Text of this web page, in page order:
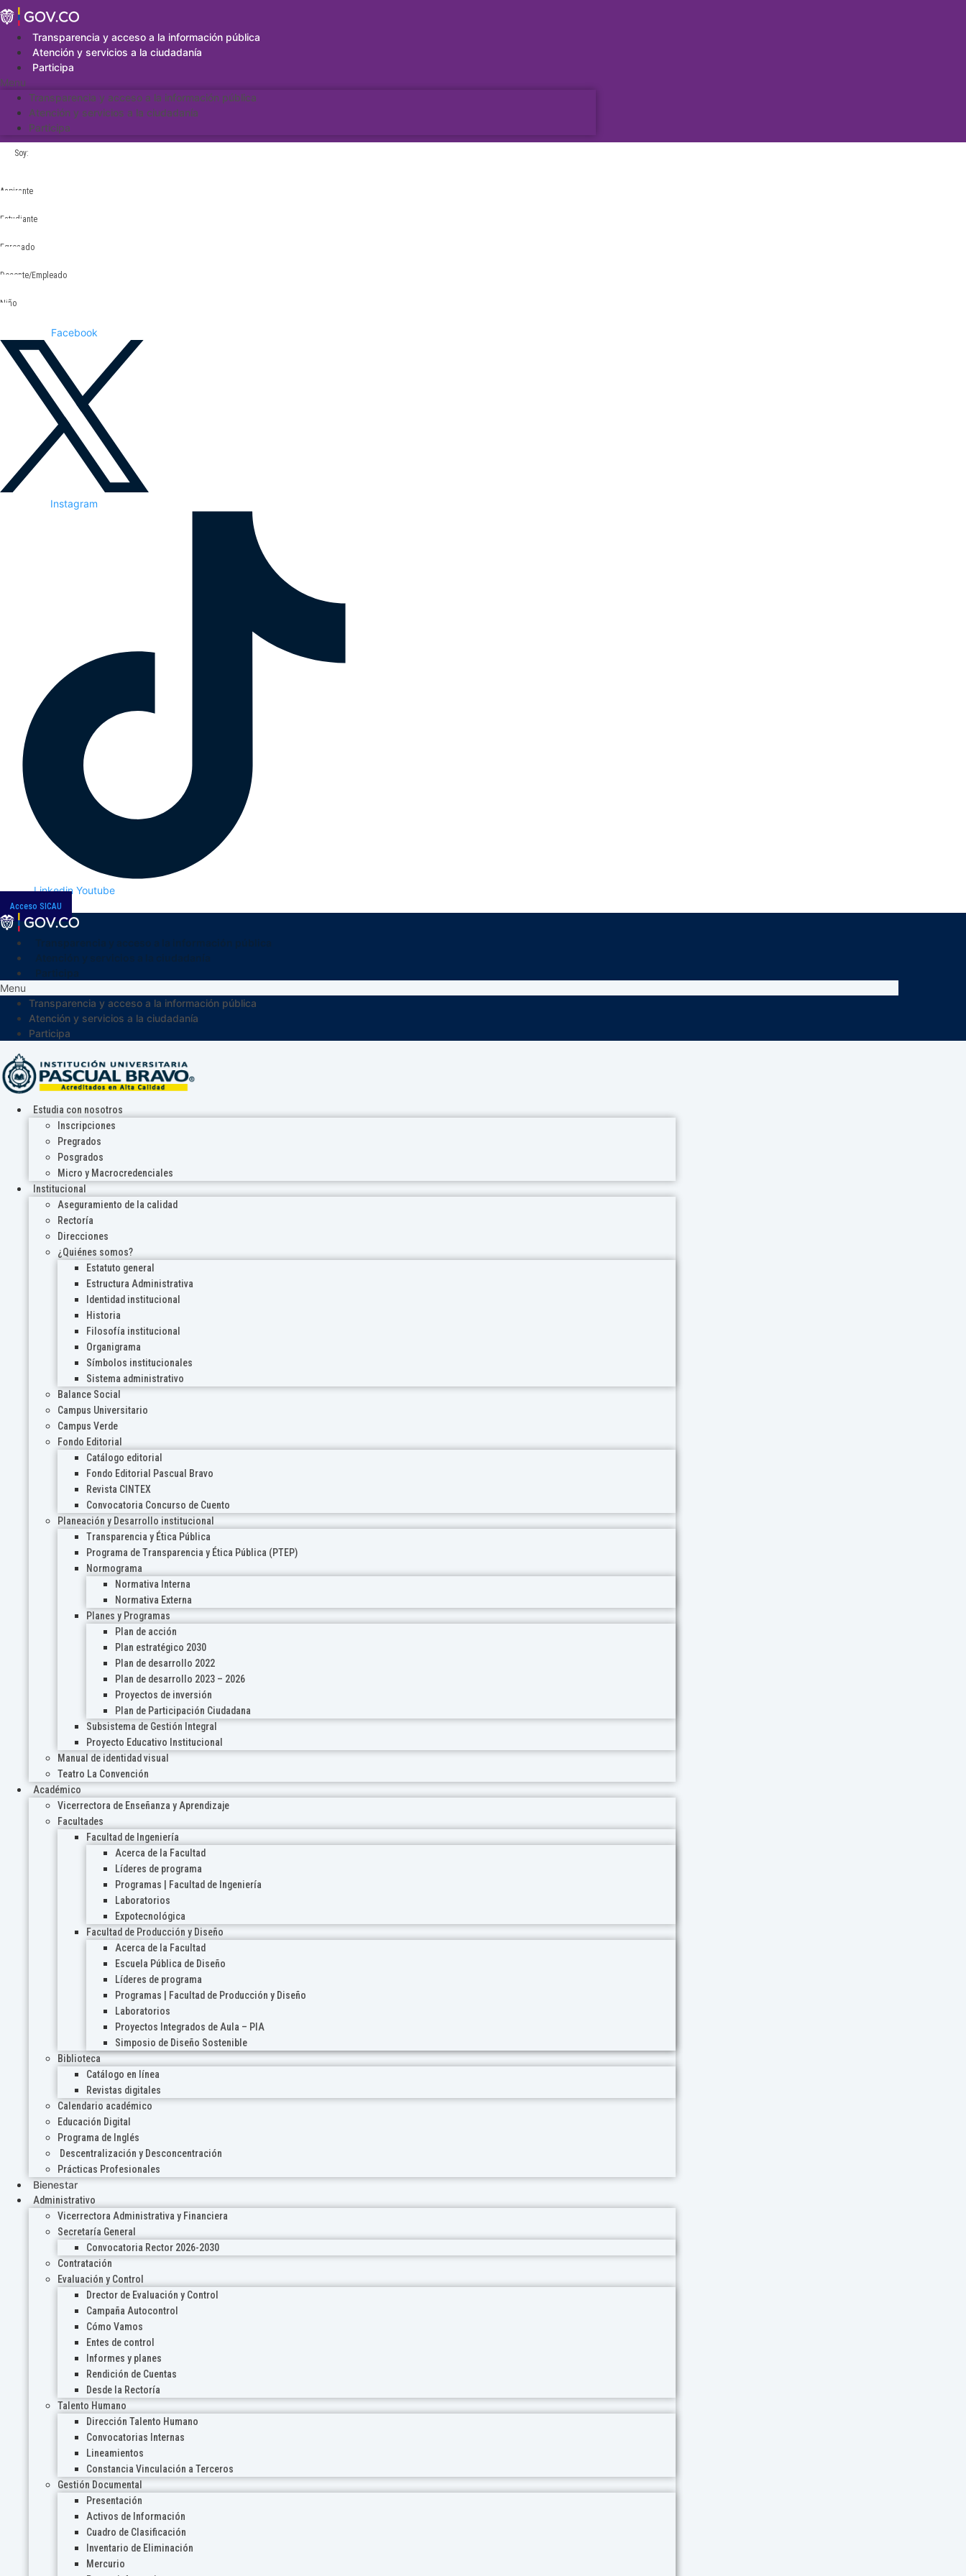
Saltar
al
contenidoTransparencia y acceso a la información pública
Atención y servicios a la ciudadanía
Participa
Menu
Transparencia y acceso a la información pública
Atención y servicios a la ciudadanía
Participa
Soy:
Aspirante
Estudiante
Egresado
Docente/Empleado
Niño
Facebook
Instagram
Linkedin Youtube
Acceso SICAU
Menu
Transparencia y acceso a la información pública
Atención y servicios a la ciudadanía
Participa
Estudia con nosotros
Inscripciones
Pregrados
Posgrados
Micro y Macrocredenciales
Institucional
Aseguramiento de la calidad
Rectoría
Direcciones
¿Quiénes somos?
Estatuto general
Estructura Administrativa
Identidad institucional
Historia
Filosofía institucional
Organigrama
Símbolos institucionales
Sistema administrativo
Balance Social
Campus Universitario
Campus Verde
Fondo Editorial
Catálogo editorial
Fondo Editorial Pascual Bravo
Revista CINTEX
Convocatoria Concurso de Cuento
Planeación y Desarrollo institucional
Transparencia y Ética Pública
Programa de Transparencia y Ética Pública (PTEP)
Normograma
Normativa Interna
Normativa Externa
Planes y Programas
Plan de acción
Plan estratégico 2030
Plan de desarrollo 2022
Plan de desarrollo 2023 – 2026
Proyectos de inversión
Plan de Participación Ciudadana
Subsistema de Gestión Integral
Proyecto Educativo Institucional
Manual de identidad visual
Teatro La Convención
Académico
Vicerrectora de Enseñanza y Aprendizaje
Facultades
Facultad de Ingeniería
Acerca de la Facultad
Líderes de programa
Programas | Facultad de Ingeniería
Laboratorios
Expotecnológica
Facultad de Producción y Diseño
Acerca de la Facultad
Escuela Pública de Diseño
Líderes de programa
Programas | Facultad de Producción y Diseño
Laboratorios
Proyectos Integrados de Aula – PIA
Simposio de Diseño Sostenible
Biblioteca
Catálogo en línea
Revistas digitales
Calendario académico
Educación Digital
Programa de Inglés
Descentralización y Desconcentración
Prácticas Profesionales
Bienestar
Administrativo
Vicerrectora Administrativa y Financiera
Secretaría General
Convocatoria Rector 2026-2030
Contratación
Evaluación y Control
Drector de Evaluación y Control
Campaña Autocontrol
Cómo Vamos
Entes de control
Informes y planes
Rendición de Cuentas
Desde la Rectoría
Talento Humano
Dirección Talento Humano
Convocatorias Internas
Lineamientos
Constancia Vinculación a Terceros
Gestión Documental
Presentación
Activos de Información
Cuadro de Clasificación
Inventario de Eliminación
Mercurio